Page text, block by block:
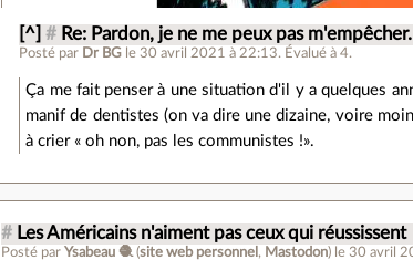
[^] # Re: Pardon, je ne me peux pas
Posté par Dr BG le 30 avril 2021 à 22:13. Évalué à4.
Ça me fait penser à une situation d'il y a quelques
manif de dentistes (on va dire une dizaine, voire
à crier « oh non, pas les communistes !».
# Les Américains n'aiment pas ceux qui réussissent
Posté parYsabeau 🧶 (site web personnel , Mastodon) le 30 avril